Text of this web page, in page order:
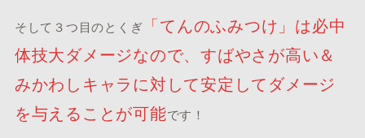
そして３つ目のとくぎ
「てんのふみつけ」は必中
体技大ダメージなので、すばやさが高い＆
みかわしキャラに対して安定してダメージ
を与えることが可能です！